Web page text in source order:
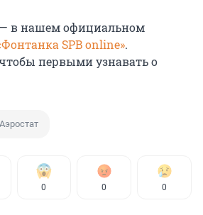
в нашем официальном
SPB online».
первыми узнавать о
Аэростат
0 0 0